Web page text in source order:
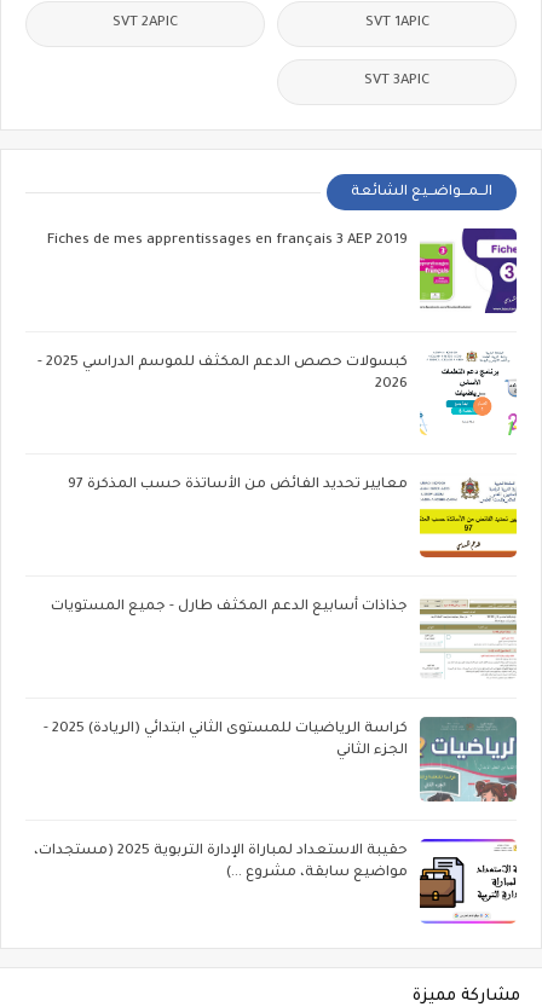
SVT 1APIC
SVT 2APIC
SVT 3APIC
الــمـــواضــيع الشائعة
Fiches de mes apprentissages en français 3 AEP 2019
كبسولات حصص الدعم المكثف للموسم الدراسي 2025 -
2026
معايير تحديد الفائض من الأساتذة حسب المذكرة 97
جذاذات أسابيع الدعم المكثف طارل - جميع المستويات
كراسة الرياضيات للمستوى الثاني ابتدائي (الريادة) 2025 -
الجزء الثاني
حقيبة الاستعداد لمباراة الإدارة التربوية 2025 (مستجدات،
مواضيع سابقة، مشروع ...)
مشاركة مميزة